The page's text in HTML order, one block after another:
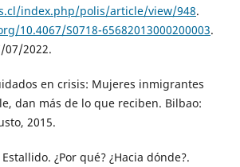
index.php/polis/article/view/948.
10.4067/S0718-65682013000200003.
07/2022.
en crisis: Mujeres inmigrantes
dan más de lo que reciben. Bilbao:
2015.
¿Por qué? ¿Hacia dónde?.